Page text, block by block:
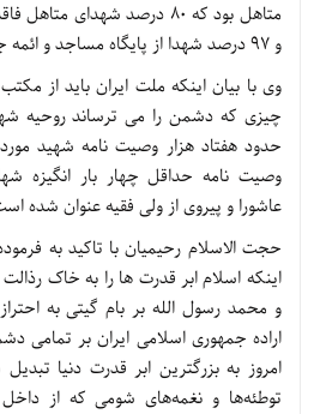
متاهل بود که ۸۰ درصد
و ۹۷ درصد شهدا از پایگاه مساجد و ائمه جمعه بودند.
وی با بیان اینکه ملت ایران باید از
چیزی که دشمن را می ترساند روحیه
حدود هفتاد هزار وصیت نامه شهید
وصیت نامه حداقل چهار بار انگیزه
عاشورا و پیروی از ولی فقیه عنوان شده
حجت الاسلام رحیمیان با تاکید به
اینکه اسلام ابر قدرت ها را به خاک رذالت
و محمد رسول الله بر بام گیتی به
اراده جمهوری اسلامی ایران بر تمامی
امروز به بزرگترین ابر قدرت دنیا
توطئه‌ها و نغمه‌های شومی که از